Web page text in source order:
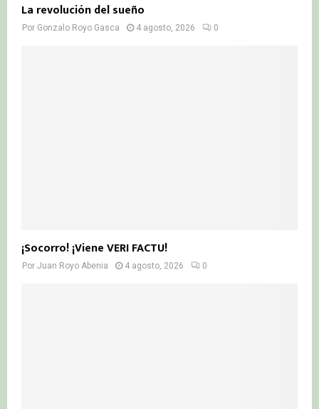
La revolución del sueño
Por Gonzalo Royo Gasca 4 agosto, 2026 0
¡Socorro! ¡Viene VERI FACTU!
Por Juan Royo Abenia 4 agosto, 2026 0